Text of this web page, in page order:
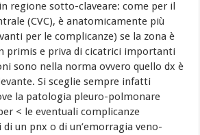
regione sotto-claveare: come per il
(CVC), è anatomicamente più
per le complicanze) se la zona è
primis e priva di cicatrici importanti
sono nella norma ovvero quello dx è
Si sceglie sempre infatti
la patologia pleuro-polmonare
< le eventuali complicanze
un pnx o di un’emorragia veno-